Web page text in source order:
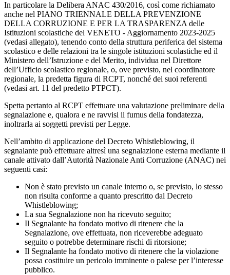
In particolare la Delibera ANAC 430/2016, così come richiamato
anche nel PIANO TRIENNALE DELLA PREVENZIONE
DELLA CORRUZIONE E PER LA TRASPARENZA delle
Istituzioni scolastiche del VENETO - Aggiornamento 2023-2025
(vedasi allegato), tenendo conto della struttura periferica del sistema
scolastico e delle relazioni tra le singole istituzioni scolastiche ed il
Ministero dell’Istruzione e del Merito, individua nel Direttore
dell’Ufficio scolastico regionale, o, ove previsto, nel coordinatore
regionale, la predetta figura di RCPT, nonché dei suoi referenti
(vedasi art. 11 del predetto PTPCT).
Spetta pertanto al RCPT effettuare una valutazione preliminare della
segnalazione e, qualora e ne ravvisi il fumus della fondatezza,
inoltrarla ai soggetti previsti per Legge.
Nell’ambito di applicazione del Decreto Whistleblowing, il
segnalante può effettuare altresì una segnalazione esterna mediante il
canale attivato dall’Autorità Nazionale Anti Corruzione (ANAC) nei
seguenti casi:
Non è stato previsto un canale interno o, se previsto, lo stesso
non risulta conforme a quanto prescritto dal Decreto
Whistleblowing;
La sua Segnalazione non ha ricevuto seguito;
Il Segnalante ha fondato motivo di ritenere che la
Segnalazione, ove effettuata, non riceverebbe adeguato
seguito o potrebbe determinare rischi di ritorsione;
Il Segnalante ha fondato motivo di ritenere che la violazione
possa costituire un pericolo imminente o palese per l’interesse
pubblico.